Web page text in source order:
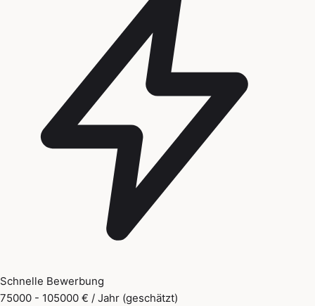
Schnelle Bewerbung
75000 - 105000 € / Jahr (geschätzt)